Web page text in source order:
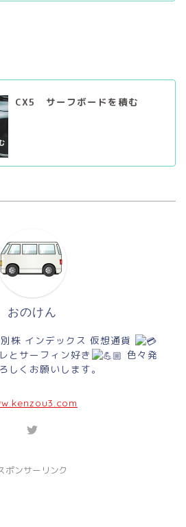
CX5 サーフボードを積む
おのけん
株 インデックス 仮想通貨
とサーフィン好き
色々発
しくお願いします。
ポンサーリンク